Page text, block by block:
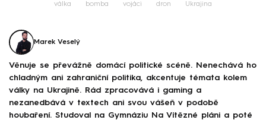
válka bomba vojáci dron Ukrajina
Marek Veselý
Věnuje se převážně domácí politické scéně. Nenechává ho
chladným ani zahraniční politika, akcentuje témata kolem
války na Ukrajině. Rád zpracovává i gaming a
nezanedbává v textech ani svou vášeň v podobě
houbaření. Studoval na Gymnáziu Na Vítězné pláni a poté